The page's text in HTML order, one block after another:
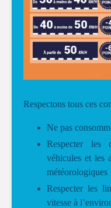
Respectons tous ces
Ne pas
Respecter les
véhicules et les
météorologiques
Respecter les
vitesse à